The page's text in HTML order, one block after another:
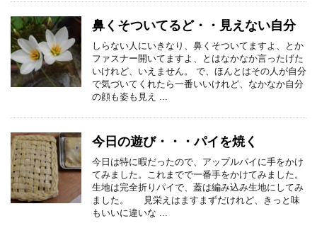
鼻くそついてるど・・見えない自分
しらない人にいきなり、鼻くそついてますよ、とか
ファスナー開いてますよ、とはなかなか言ったげた
いけれど、いえません。 で、ほんとはその人が自分
で気づいてくれたら一番いいけれど、なかなか自分
の顔も姿も見え ...
今日の遊び・・・パイを焼く
今日は特に暇だったので、アップルパイに手をかけ
てみました。これまでで一番手をかけてみました。
生地は完全折りパイで、蓋は編み込み生地にしてみ
ました。 見栄えはますまずだけれど、きっと味
もいいに違いな ...